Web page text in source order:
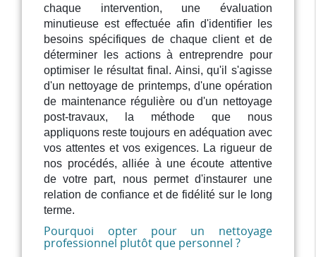
chaque intervention, une évaluation
minutieuse est effectuée afin d'identifier les
besoins spécifiques de chaque client et de
déterminer les actions à entreprendre pour
optimiser le résultat final. Ainsi, qu'il s'agisse
d'un nettoyage de printemps, d'une opération
de maintenance régulière ou d'un nettoyage
post-travaux, la méthode que nous
appliquons reste toujours en adéquation avec
vos attentes et vos exigences. La rigueur de
nos procédés, alliée à une écoute attentive
de votre part, nous permet d'instaurer une
relation de confiance et de fidélité sur le long
terme.
Pourquoi opter pour un nettoyage
professionnel plutôt que personnel ?